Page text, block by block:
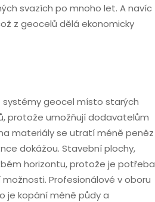
svazích po mnoho let. A navíc
z geocelů dělá ekonomicky
systémy geocel místo starých
protože umožňují dodavatelům
materiály se utratí méně peněz
dokážou. Stavební plochy,
horizontu, protože je potřeba
Profesionálové v oboru
je kopání méně půdy a